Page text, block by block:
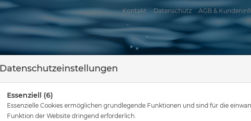
Kontakt Datenschutz AGB &
Datenschutzeinstellungen
Essenziell (6)
Essenzielle Cookies ermöglichen grundlegende Funktionen und sind für die
Funktion der Website dringend erforderlich.